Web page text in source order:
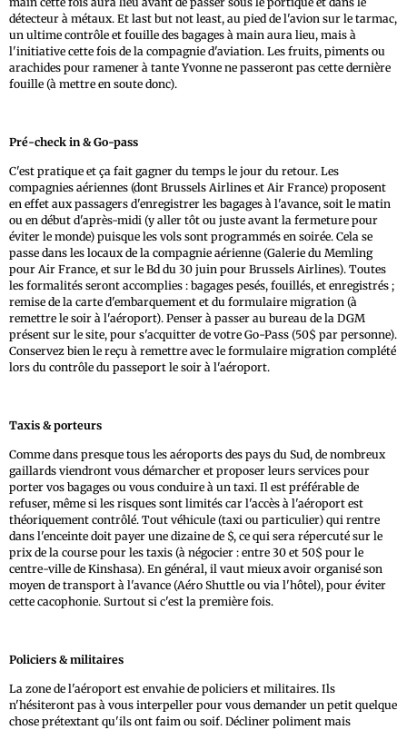
détecteur à métaux. Et last but not least, au pied de l'avion sur le tarmac,
un ultime contrôle et fouille des bagages à main aura lieu, mais à
l'initiative cette fois de la compagnie d'aviation. Les fruits, piments ou
arachides pour ramener à tante Yvonne ne passeront pas cette dernière
fouille (à mettre en soute donc).
Pré-check in & Go-pass
C'est pratique et ça fait gagner du temps le jour du retour. Les
compagnies aériennes (dont Brussels Airlines et Air France) proposent
en effet aux passagers d'enregistrer les bagages à l'avance, soit le matin
ou en début d'après-midi (y aller tôt ou juste avant la fermeture pour
éviter le monde) puisque les vols sont programmés en soirée. Cela se
passe dans les locaux de la compagnie aérienne (Galerie du Memling
pour Air France, et sur le Bd du 30 juin pour Brussels Airlines). Toutes
les formalités seront accomplies : bagages pesés, fouillés, et enregistrés ;
remise de la carte d'embarquement et du formulaire migration (à
remettre le soir à l'aéroport). Penser à passer au bureau de la DGM
présent sur le site, pour s'acquitter de votre Go-Pass (50$ par personne).
Conservez bien le reçu à remettre avec le formulaire migration complété
lors du contrôle du passeport le soir à l'aéroport.
Taxis & porteurs
Comme dans presque tous les aéroports des pays du Sud, de nombreux
gaillards viendront vous démarcher et proposer leurs services pour
porter vos bagages ou vous conduire à un taxi. Il est préférable de
refuser, même si les risques sont limités car l'accès à l'aéroport est
théoriquement contrôlé. Tout véhicule (taxi ou particulier) qui rentre
dans l'enceinte doit payer une dizaine de $, ce qui sera répercuté sur le
prix de la course pour les taxis (à négocier : entre 30 et 50$ pour le
centre-ville de Kinshasa). En général, il vaut mieux avoir organisé son
moyen de transport à l'avance (Aéro Shuttle ou via l'hôtel), pour éviter
cette cacophonie. Surtout si c'est la première fois.
Policiers & militaires
La zone de l'aéroport est envahie de policiers et militaires. Ils
n'hésiteront pas à vous interpeller pour vous demander un petit quelque
chose prétextant qu'ils ont faim ou soif. Décliner poliment mais